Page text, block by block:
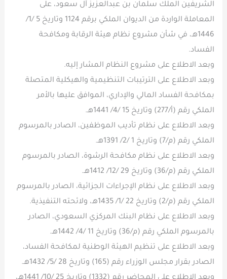
الشريفين الملك سلمان بن عبدالعزيز آل سعود، على
المعاملة الواردة من الديوان الملكي برقم 1124 وتاريخ 5 /1/
1446هـ، في شأن مشروع نظام هيئة الرقابة ومكافحة
الفساد.
وبعد الاطلاع على مشروع النظام المشار إليه.
وبعد الاطلاع على الترتيبات التنظيمية والهيكلية المتصلة
بمكافحة الفساد المالي والإداري، الموافق عليها بالأمر
الملكي رقم (أ/277) وتاريخ 15 /4/ 1441هـ.
وبعد الاطلاع على نظام تأديب الموظفين، الصادر بالمرسوم
الملكي رقم (م/7) وتاريخ 1 /2/ 1391هـ.
وبعد الاطلاع على نظام مكافحة الرشوة، الصادر بالمرسوم
الملكي رقم (م/36) وتاريخ 29 /12/ 1412هـ.
وبعد الاطلاع على نظام الإجراءات الجزائية، الصادر بالمرسوم
الملكي رقم (م/2) وتاريخ 22 /1/ 1435هـ، ولائحته التنفيذية.
وبعد الاطلاع على نظام البنك المركزي السعودي، الصادر
بالمرسوم الملكي رقم (م/36) وتاريخ 11 /4/ 1442هـ.
وبعد الاطلاع على تنظيم الهيئة الوطنية لمكافحة الفساد،
الصادر بقرار مجلس الوزراء رقم (165) وتاريخ 28 /5/ 1432هـ.